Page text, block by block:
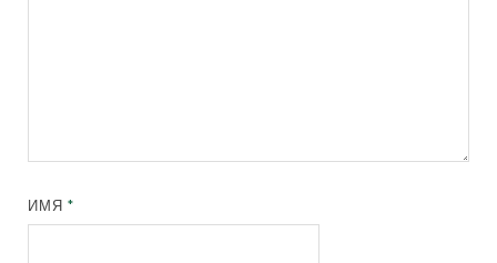
ИМЯ*